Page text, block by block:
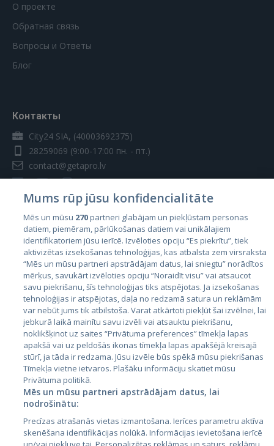
О проекте
Обратная связь
Вопросы и Ответы
Блог
Контакты
City24 SIA, (40003692375)
28259069 (9:00-17:00 пн. - пт.)
contact@getapro.lv
Страны
Эстония
Латвия
Литва
City24.lv
City24.ee
GetaPro.lv
Kainos.lt
Paslaugos.lt
Mums rūp jūsu konfidencialitāte
Mēs un mūsu 270partneri glabājam un piekļūstam personas
datiem, piemēram, pārlūkošanas datiem vai unikālajiem
identifikatoriem jūsu ierīcē. Izvēloties opciju “Es piekrītu”, tiek
aktivizētas izsekošanas tehnoloģijas, kas atbalsta zem virsraksta
“Mēs un mūsu partneri apstrādājam datus, lai sniegtu” norādītos
mērķus, savukārt izvēloties opciju “Noraidīt visu” vai atsaucot
savu piekrišanu, šīs tehnoloģijas tiks atspējotas. Ja izsekošanas
tehnoloģijas ir atspējotas, daļa no redzamā satura un reklāmām
var nebūt jums tik atbilstoša. Varat atkārtoti piekļūt šai izvēlnei, lai
jebkurā laikā mainītu savu izvēli vai atsauktu piekrišanu,
noklikšķinot uz saites “Privātuma preferences” tīmekļa lapas
apakšā vai uz peldošās ikonas tīmekļa lapas apakšējā kreisajā
stūrī, ja tāda ir redzama. Jūsu izvēle būs spēkā mūsu piekrišanas
Tīmekļa vietne ietvaros. Plašāku informāciju skatiet mūsu
Privātuma politikā.
Mēs un mūsu partneri apstrādājam datus, lai
nodrošinātu:
Precīzas atrašanās vietas izmantošana. Ierīces parametru aktīva
skenēšana identifikācijas nolūkā. Informācijas ievietošana ierīcē